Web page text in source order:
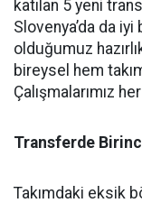
katılan 5 yeni
Slovenya’da da
olduğumuz
bireysel hem
Çalışmalarımız
Transferde
Takımdaki eksik